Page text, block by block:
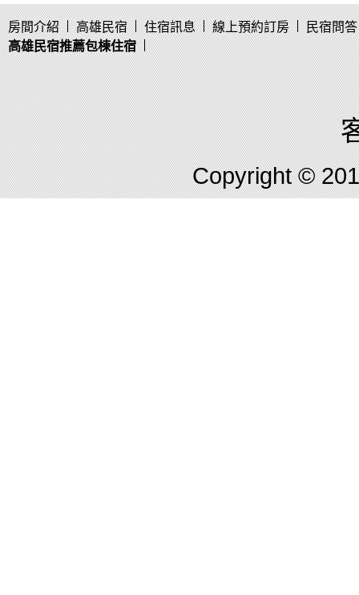
房間介紹 高雄民宿 住宿訊息 線上預約訂房
民宿問答
高雄民宿推薦包棟住宿
Copyright ©